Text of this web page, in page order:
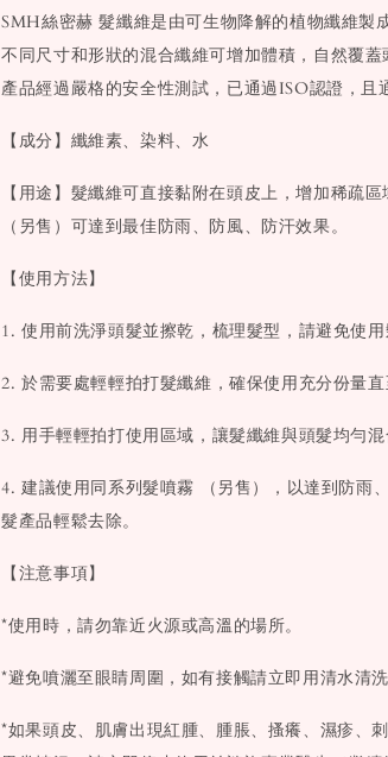
SMH絲密赫 髮纖維是由可生物降解的植物纖維製
不同尺寸和形狀的混合纖維可增加體積，自然覆
產品經過嚴格的安全性測試，已通過ISO認證，且
【成分】纖維素、染料、水
【用途】髮纖維可直接黏附在頭皮上，增加稀疏
（另售）可達到最佳防雨、防風、防汗效果。
【使用方法】
1. 使用前洗淨頭髮並擦乾，梳理髮型，請避免使用
2. 於需要處輕輕拍打髮纖維，確保使用充分份量直
3. 用手輕輕拍打使用區域，讓髮纖維與頭髮均勻混
4. 建議使用同系列髮噴霧 （另售），以達到防雨
髮產品輕鬆去除。
【注意事項】
*使用時，請勿靠近火源或高溫的場所。
*避免噴灑至眼睛周圍，如有接觸請立即用清水清洗
*如果頭皮、肌膚出現紅腫、腫脹、搔癢、濕疹、